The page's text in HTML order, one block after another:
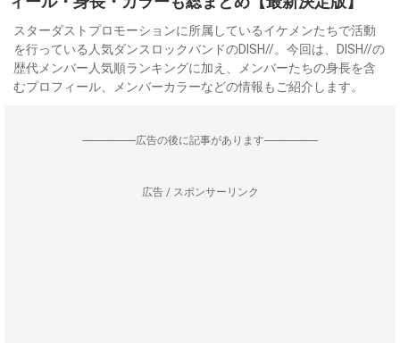
スターダストプロモーションに所属しているイケメンたちで活動
を行っている人気ダンスロックバンドのDISH//。今回は、DISH//の
歴代メンバー人気順ランキングに加え、メンバーたちの身長を含
むプロフィール、メンバーカラーなどの情報もご紹介します。
--------------------広告の後に記事があります--------------------
広告 / スポンサーリンク